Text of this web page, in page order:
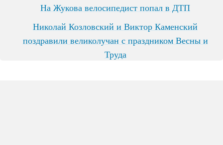
На Жукова велосипедист попал в ДТП
Николай Козловский и Виктор Каменский
поздравили великолучан с праздником Весны и
Труда